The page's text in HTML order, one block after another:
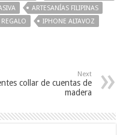
ARTESANÍAS FILIPINAS
IPHONE ALTAVOZ
Next
collar de cuentas de
madera